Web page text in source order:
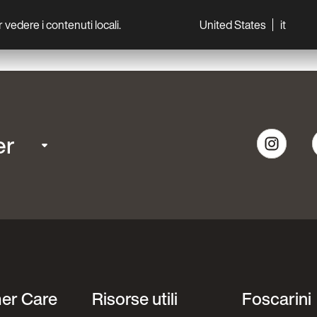
vedere i contenuti locali. United States it
Care Risorse utili Foscarini